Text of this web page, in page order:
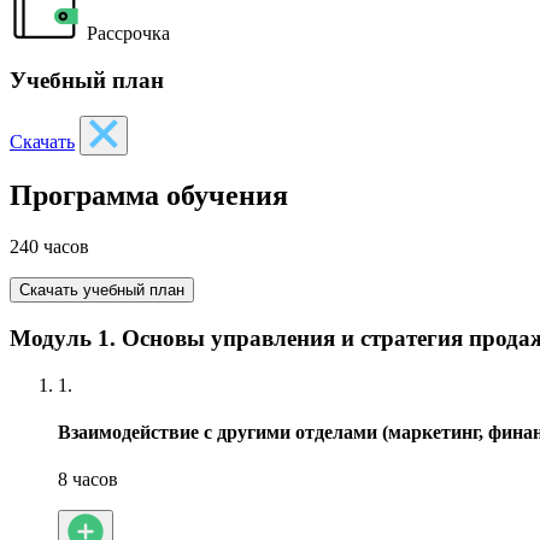
Рассрочка
Учебный план
Скачать
Программа обучения
240 часов
Скачать учебный план
Модуль 1. Основы управления и стратегия
1.
Взаимодействие с другими отделами (маркетинг,
8 часов